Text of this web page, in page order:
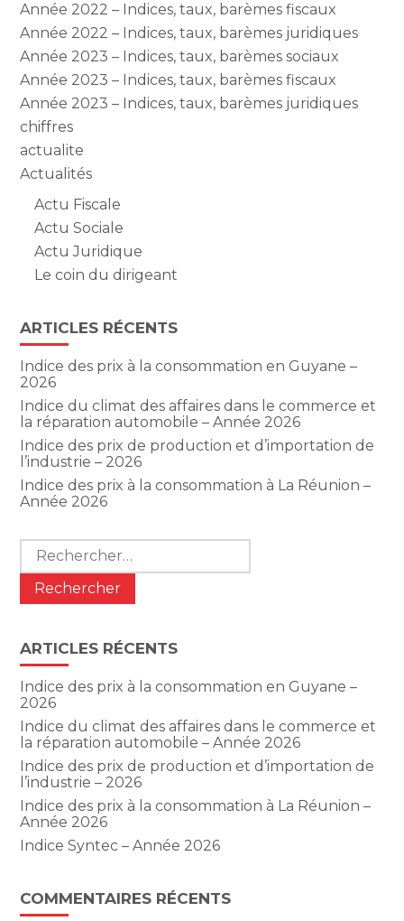
Année 2022 – Indices, taux, barèmes fiscaux
Année 2022 – Indices, taux, barèmes juridiques
Année 2023 – Indices, taux, barèmes sociaux
Année 2023 – Indices, taux, barèmes fiscaux
Année 2023 – Indices, taux, barèmes juridiques
chiffres
actualite
Actualités
Actu Fiscale
Actu Sociale
Actu Juridique
Le coin du dirigeant
ARTICLES RÉCENTS
Indice des prix à la consommation en Guyane –
2026
Indice du climat des affaires dans le commerce et
la réparation automobile – Année 2026
Indice des prix de production et d’importation de
l’industrie – 2026
Indice des prix à la consommation à La Réunion –
Année 2026
Rechercher :
ARTICLES RÉCENTS
Indice des prix à la consommation en Guyane –
2026
Indice du climat des affaires dans le commerce et
la réparation automobile – Année 2026
Indice des prix de production et d’importation de
l’industrie – 2026
Indice des prix à la consommation à La Réunion –
Année 2026
Indice Syntec – Année 2026
COMMENTAIRES RÉCENTS